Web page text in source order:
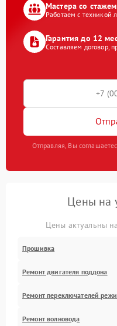
Мастера со
Работаем с техникой
Гарантия до 12
Составляем договор,
Отправляя, Вы
Цены на
Цены актуальны
Прошивка
Ремонт двигателя поддона
Ремонт переключателей
Ремонт волновода